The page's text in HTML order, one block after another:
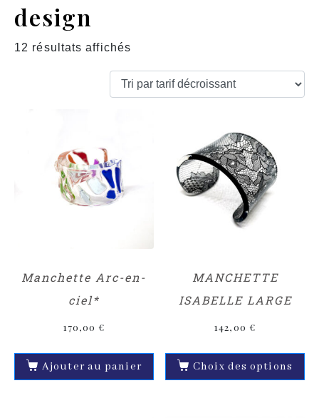
design
12 résultats affichés
Manchette Arc-en-
ciel*
170,00 €
Ajouter au panier
MANCHETTE
ISABELLE LARGE
142,00 €
Choix des options